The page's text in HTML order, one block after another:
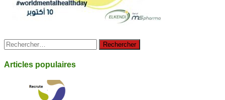
Rechercher :
Articles populaires